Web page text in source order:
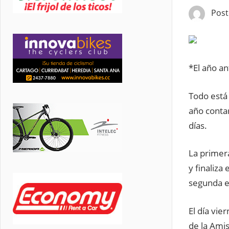
*El año
Todo
año
días.
La
y finaliza
segunda
El día
de la